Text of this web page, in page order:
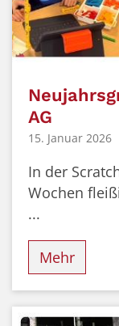
AG
15. Januar 2026
In der
Wochen
...
Mehr